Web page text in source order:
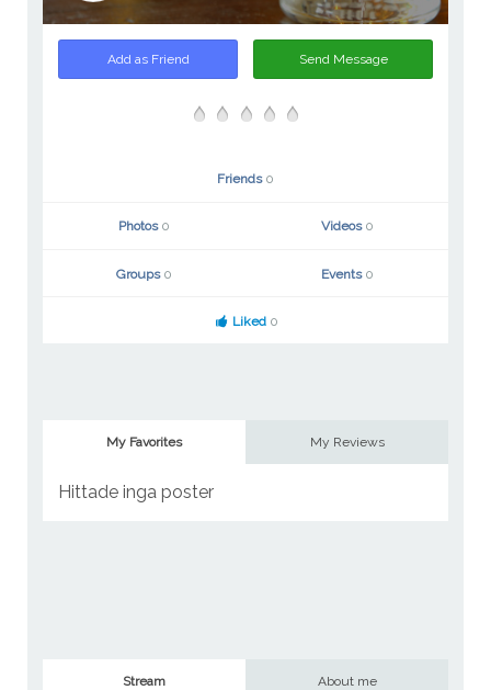
Add as Friend Send Message
Friends 0
Photos 0 Videos 0
Groups 0 Events 0
Liked 0
My Favorites My Reviews
Hittade inga poster
Stream About me